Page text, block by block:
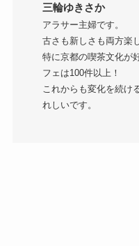
三輪ゆきさか
アラサー主婦です。
古さも新しさも両方楽
特に京都の喫茶文化が
フェは100件以上！
これからも変化を続け
れしいです。